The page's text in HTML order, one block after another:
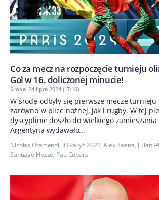
Co za mecz na rozpoczęcie turnieju
Gol w 16. doliczonej minucie!
Środa, 24 lipca 2024 (17:10)
W środę odbyły się pierwsze mecze
zarówno w piłce nożnej, jak i rugby. W tej
dyscyplinie doszło do wielkiego
Argentyna wydawało...
Nicolas Otamendi, IO Paryż 2024,Alex Baena, Julian
Santiago Hezze, Pau Cubarsi